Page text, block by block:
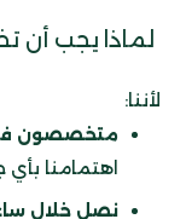
لماذا يجب أن
لأننا:
متخصصون
اهتمامنا بأي
نصل خلال